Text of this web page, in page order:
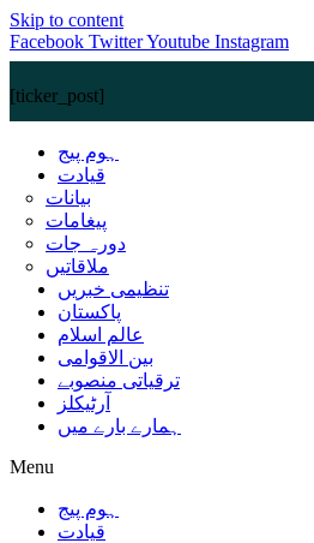
Skip to content
Facebook TwitterYoutube Instagram
[ticker_post]
ہوم پیج
قیادت
بیانات
پیغامات
دورہ جات
ملاقاتیں
تنظیمی خبریں
پاکستان
عالم اسلام
بین الاقوامی
ترقیاتی منصوبے
آرٹیکلز
ہمارے بارے میں
Menu
ہوم پیج
قیادت